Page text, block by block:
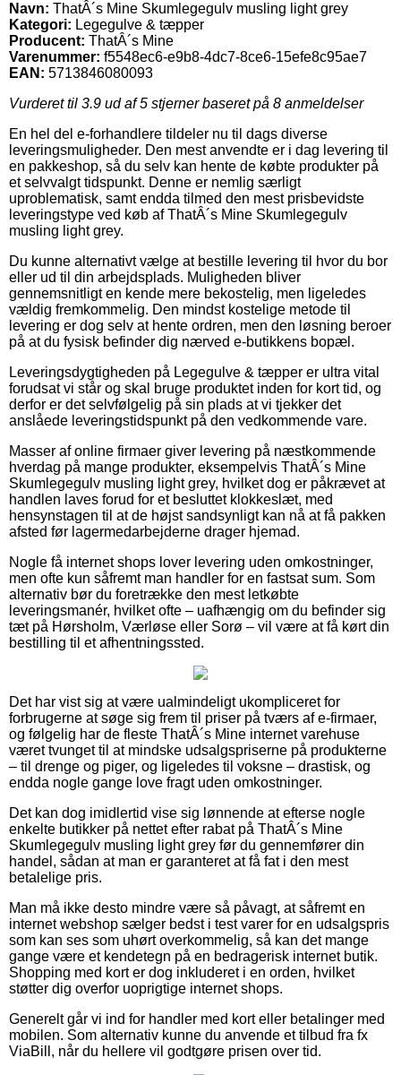
Navn: ThatÂ´s Mine Skumlegegulv musling light grey
Kategori: Legegulve & tæpper
Producent: ThatÂ´s Mine
Varenummer: f5548ec6-e9b8-4dc7-8ce6-15efe8c95ae7
EAN: 5713846080093
Vurderet til 3.9 ud af 5 stjerner baseret på 8 anmeldelser
En hel del e-forhandlere tildeler nu til dags diverse
leveringsmuligheder. Den mest anvendte er i dag levering til
en pakkeshop, så du selv kan hente de købte produkter på
et selvvalgt tidspunkt. Denne er nemlig særligt
uproblematisk, samt endda tilmed den mest prisbevidste
leveringstype ved køb af ThatÂ´s Mine Skumlegegulv
musling light grey.
Du kunne alternativt vælge at bestille levering til hvor du bor
eller ud til din arbejdsplads. Muligheden bliver
gennemsnitligt en kende mere bekostelig, men ligeledes
vældig fremkommelig. Den mindst kostelige metode til
levering er dog selv at hente ordren, men den løsning beroer
på at du fysisk befinder dig nærved e-butikkens bopæl.
Leveringsdygtigheden på Legegulve & tæpper er ultra vital
forudsat vi står og skal bruge produktet inden for kort tid, og
derfor er det selvfølgelig på sin plads at vi tjekker det
anslåede leveringstidspunkt på den vedkommende vare.
Masser af online firmaer giver levering på næstkommende
hverdag på mange produkter, eksempelvis ThatÂ´s Mine
Skumlegegulv musling light grey, hvilket dog er påkrævet at
handlen laves forud for et besluttet klokkeslæt, med
hensynstagen til at de højst sandsynligt kan nå at få pakken
afsted før lagermedarbejderne drager hjemad.
Nogle få internet shops lover levering uden omkostninger,
men ofte kun såfremt man handler for en fastsat sum. Som
alternativ bør du foretrække den mest letkøbte
leveringsmanér, hvilket ofte – uafhængig om du befinder sig
tæt på Hørsholm, Værløse eller Sorø – vil være at få kørt din
bestilling til et afhentningssted.
Det har vist sig at være ualmindeligt ukompliceret for
forbrugerne at søge sig frem til priser på tværs af e-firmaer,
og følgelig har de fleste ThatÂ´s Mine internet varehuse
været tvunget til at mindske udsalgspriserne på produkterne
– til drenge og piger, og ligeledes til voksne – drastisk, og
endda nogle gange love fragt uden omkostninger.
Det kan dog imidlertid vise sig lønnende at efterse nogle
enkelte butikker på nettet efter rabat på ThatÂ´s Mine
Skumlegegulv musling light grey før du gennemfører din
handel, sådan at man er garanteret at få fat i den mest
betalelige pris.
Man må ikke desto mindre være så påvagt, at såfremt en
internet webshop sælger bedst i test varer for en udsalgspris
som kan ses som uhørt overkommelig, så kan det mange
gange være et kendetegn på en bedragerisk internet butik.
Shopping med kort er dog inkluderet i en orden, hvilket
støtter dig overfor uoprigtige internet shops.
Generelt går vi ind for handler med kort eller betalinger med
mobilen. Som alternativ kunne du anvende et tilbud fra fx
ViaBill, når du hellere vil godtgøre prisen over tid.